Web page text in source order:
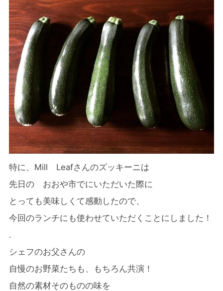
特に、Mill Leafさんのズッキーニは
先日の おおや市でにいただいた際に
とっても美味しくて感動したので、
今回のランチにも使わせていただくことにしました！
.
シェフのお父さんの
自慢のお野菜たちも、もちろん共演！
自然の素材そのものの味を